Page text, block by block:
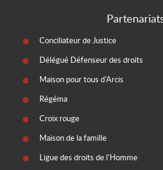
Conciliateur de Justice
Délégué Défenseur des droits
Maison pour tous d'Arcis
Régéma
Croix rouge
Maison de la famille
Ligue des droits de l'Homme